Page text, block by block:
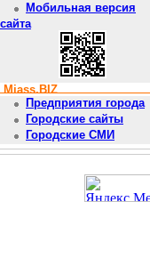
Мобильная версия
сайта
Miass.BIZ
Предприятия города
Городские сайты
Городские СМИ